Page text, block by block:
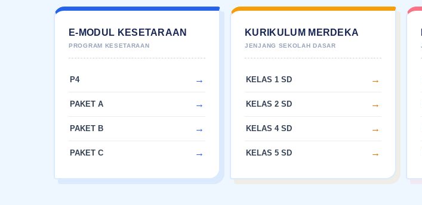
E-MODUL KESETARAAN
P4
PAKET A
PAKET B
PAKET C
KURIKULUM MERDEKA
KELAS 1 SD
KELAS 2 SD
KELAS 4 SD
KELAS 5 SD